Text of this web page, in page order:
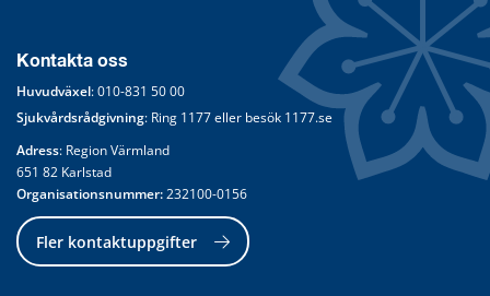
Kontakta oss
Huvudväxel: 010-831 50 00
Sjukvårdsrådgivning: Ring 1177 eller besök 1177.se
Adress: Region Värmland
651 82 Karlstad
Organisationsnummer: 232100-0156
Fler kontaktuppgifter